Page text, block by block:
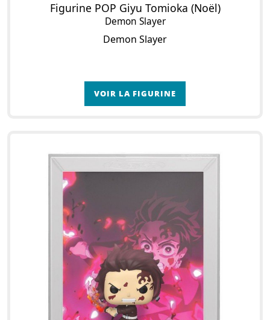
Figurine POP Giyu Tomioka (Noël)
Demon Slayer
Demon Slayer
VOIR LA FIGURINE